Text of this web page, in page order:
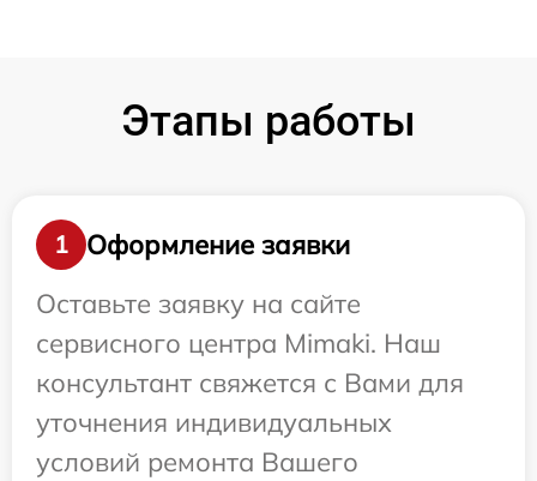
Этапы работы
1
Оформление заявки
Оставьте заявку на сайте
сервисного центра Mimaki. Наш
консультант свяжется с Вами для
уточнения индивидуальных
условий ремонта Вашего